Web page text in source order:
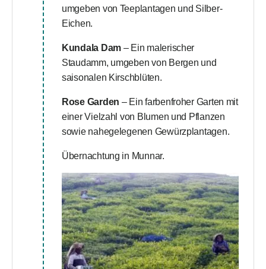
umgeben von Teeplantagen und Silber-
Eichen.
Kundala Dam – Ein malerischer
Staudamm, umgeben von Bergen und
saisonalen Kirschblüten.
Rose Garden – Ein farbenfroher Garten mit
einer Vielzahl von Blumen und Pflanzen
sowie nahegelegenen Gewürzplantagen.
Übernachtung in Munnar.